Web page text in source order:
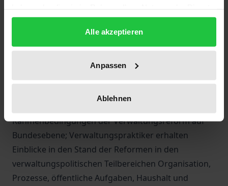
gesammelt haben.
Alle akzeptieren
Anpassen
Ablehnen
der 13. Legislaturperiode dar. Unter Verweis auf die
Reformgeschichte des Bundes sowie auf
internationale Entwicklungen arbeiten sie die
bundesdeutschen Eigenheiten der
zentralstaatlichen Modernisierung heraus.
Rahmenbedingungen der Verwaltungsreform auf
Bundesebene; Verwaltungspraktiker erhalten
Einblicke in den Stand der Reformen in den
verwaltungspolitischen Teilbereichen Organisation,
Prozesse, öffentliche Aufgaben, Haushalt und